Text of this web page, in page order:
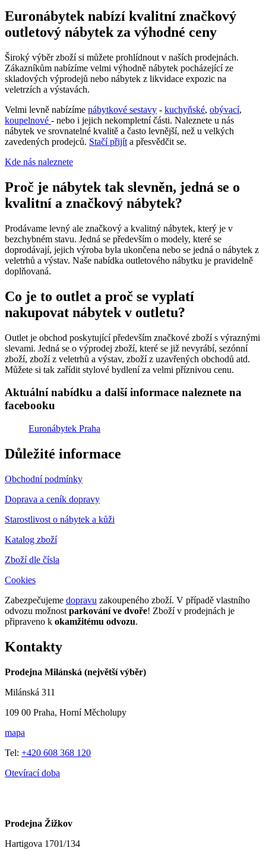
Euronábytek nabízí kvalitní značkový
outletový nábytek za výhodné ceny
Široký výběr zboží si můžete prohlídnout v naších prodejnách.
Zákazníkům nabízíme velmi výhodně nábytek pocházející ze
skladových výprodejů nebo nábytek z likvidace expozic na
veletrzích a výstavách.
Velmi levně nabízíme nábytkové sestavy - kuchyňské, obývací,
koupelnové - nebo i jejich nekompletní části. Naleznete u nás
nábytek ve srovnatelné kvalitě a často levnější, než u velkých
zavedených prodejců. Stačí přijít a přesvědčit se.
Kde nás naleznete
Proč je nábytek tak slevněn, jedná se o
kvalitní a značkový nábytek?
Prodávame levný ale značkový a kvalitný nábytek, který je v
bezchybném stavu. Jedná se především o modely, které se
doprodávají, jejich výroba byla ukončena nebo se jedná o nábytek z
veletrhů a výstav. Naše nabídka outletového nábytku je pravidelně
doplňovaná.
Co je to outlet a proč se vyplatí
nakupovat nábytek v outletu?
Outlet je obchod poskytující především značkové zboží s výraznými
slevami. Jedná se o výprodej zboží, které se již nevyrábí, sezónní
zboží, zboží z veletrhů a výstav, zboží z uzavřených obchodů atd.
Můžete si tak zařídit stylové bydlení za velmi příznivou cenu.
Aktuální nabídku a další informace naleznete na
facebooku
Euronábytek Praha
Důležité informace
Obchodní podmínky
Doprava a ceník dopravy
Starostlivost o nábytek a kůži
Katalog zboží
Zboží dle čísla
Cookies
Zabezpečujeme dopravu zakoupeného zboží. V případě vlastního
odvozu možnost parkování ve dvoře! Zboží v prodejnách je
připraveno k okamžitému odvozu.
Kontakty
Prodejna Milánská (největší výběr)
Milánská 311
109 00 Praha, Horní Měcholupy
mapa
Tel: +420 608 368 120
Otevírací doba
Prodejna Žižkov
Hartigova 1701/134